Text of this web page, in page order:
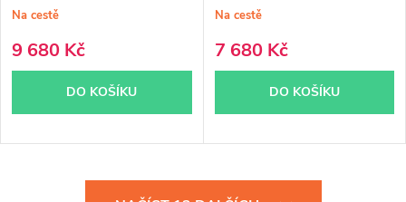
Na cestě
9 680 Kč
DO KOŠÍKU
Na cestě
7 680 Kč
DO KOŠÍKU